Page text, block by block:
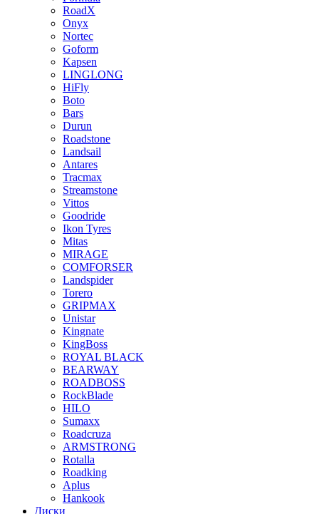
RoadX
Onyx
Nortec
Goform
Kapsen
LINGLONG
HiFly
Boto
Bars
Durun
Roadstone
Landsail
Antares
Tracmax
Streamstone
Vittos
Goodride
Ikon Tyres
Mitas
MIRAGE
COMFORSER
Landspider
Torero
GRIPMAX
Unistar
Kingnate
KingBoss
ROYAL BLACK
BEARWAY
ROADBOSS
RockBlade
HILO
Sumaxx
Roadcruza
ARMSTRONG
Rotalla
Roadking
Aplus
Hankook
Диски